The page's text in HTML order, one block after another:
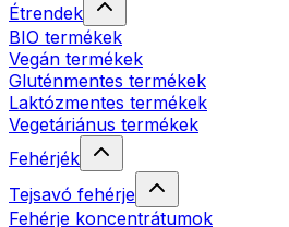
Étrendek
BIO termékek
Vegán termékek
Gluténmentes termékek
Laktózmentes termékek
Vegetáriánus termékek
Fehérjék
Tejsavó fehérje
Fehérje koncentrátumok